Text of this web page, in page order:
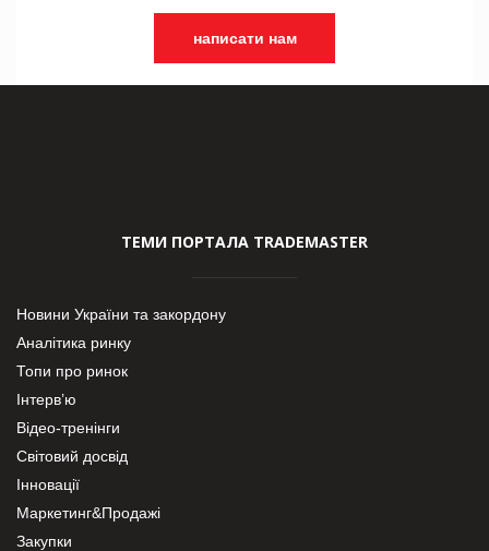
написати нам
ТЕМИ ПОРТАЛА TRADEMASTER
Новини України та закордону
Аналітика ринку
Топи про ринок
Інтерв’ю
Відео-тренінги
Світовий досвід
Інновації
Маркетинг&Продажі
Закупки